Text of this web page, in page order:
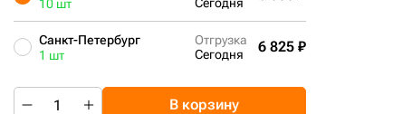
10 шт
Санкт-Петербург
1 шт
Отгрузка
Сегодня
6 825 ₽
В корзину